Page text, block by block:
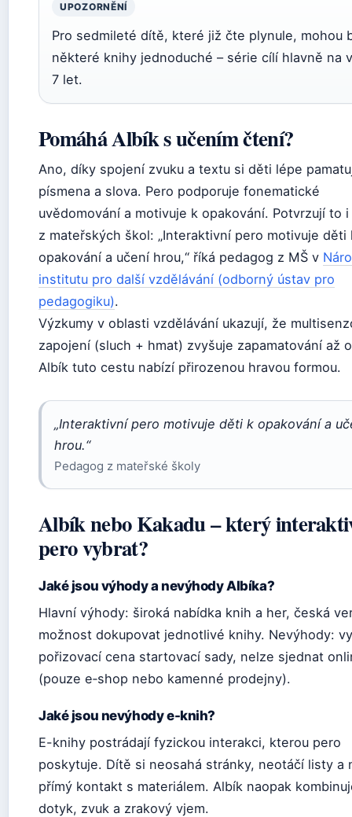
UPOZORNĚNÍ
Pro sedmileté dítě, které již čte plynule, mohou
některé knihy jednoduché – série cílí hlavně na
7 let.
Pomáhá Albík s učením čtení?
Ano, díky spojení zvuku a textu si děti lépe
písmena a slova. Pero podporuje fonematické
uvědomování a motivuje k opakování. Potvrzují to
z mateřských škol: „Interaktivní pero motivuje děti
opakování a učení hrou,“ říká pedagog z MŠ v
institutu pro další vzdělávání (odborný ústav pro
pedagogiku).
Výzkumy v oblasti vzdělávání ukazují, že
zapojení (sluch + hmat) zvyšuje zapamatování až
Albík tuto cestu nabízí přirozenou hravou formou.
„Interaktivní pero motivuje děti k opakování a
hrou.“
Pedagog z mateřské školy
Albík nebo Kakadu – který
pero vybrat?
Jaké jsou výhody a nevýhody Albíka?
Hlavní výhody: široká nabídka knih a her, česká
možnost dokupovat jednotlivé knihy. Nevýhody:
pořizovací cena startovací sady, nelze sjednat
(pouze e‑shop nebo kamenné prodejny).
Jaké jsou nevýhody e-knih?
E-knihy postrádají fyzickou interakci, kterou pero
poskytuje. Dítě si neosahá stránky, neotáčí listy a
přímý kontakt s materiálem. Albík naopak
dotyk, zvuk a zrakový vjem.